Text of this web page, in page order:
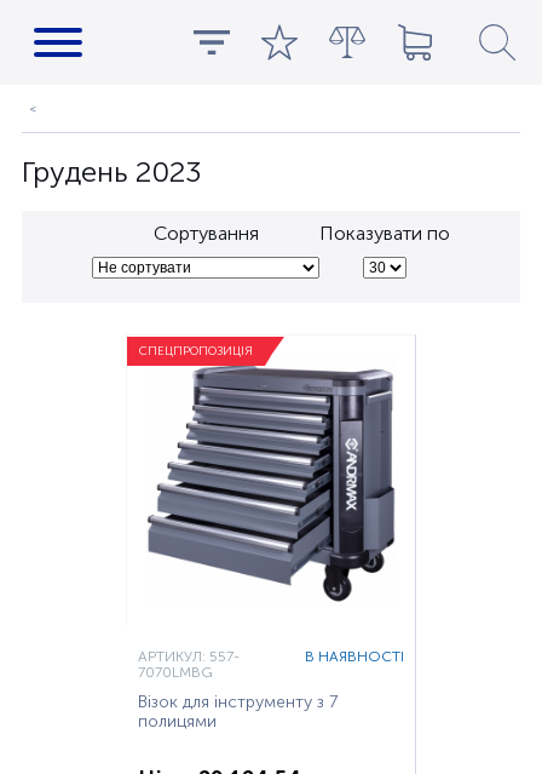
Грудень 2023
Сортування Показувати по
СПЕЦПРОПОЗИЦІЯ
АРТИКУЛ: 557-
7070LMBG
В НАЯВНОСТІ
Візок для інструменту з 7
полицями